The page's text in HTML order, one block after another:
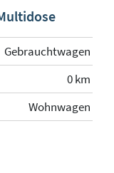
Gebrauchtwagen
0 km
Wohnwagen